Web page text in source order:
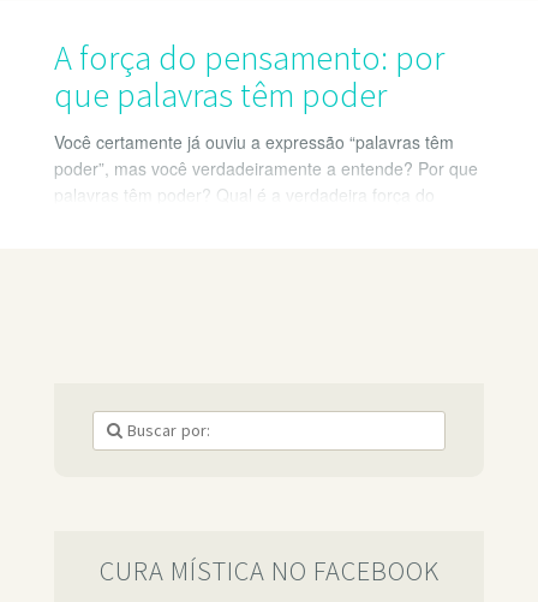
A força do pensamento: por
que palavras têm poder
Você certamente já ouviu a expressão “palavras têm
poder”, mas você verdadeiramente a entende? Por que
palavras têm poder? Qual é a verdadeira força do
CURA MÍSTICA NO FACEBOOK